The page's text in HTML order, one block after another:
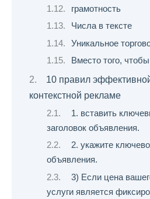
грамотность
Числа в тексте
Уникальное
Вместо того,
10 правил
контекстной рекламе
1. вставить
заголовок объявления.
2. укажите
объявления.
3) Если цена
услуги является